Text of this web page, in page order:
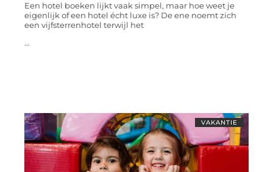
Een hotel boeken lijkt vaak simpel, maar hoe weet je
eigenlijk of een hotel écht luxe is? De ene noemt zich
een vijfsterrenhotel terwijl het
...
VAKANTIE